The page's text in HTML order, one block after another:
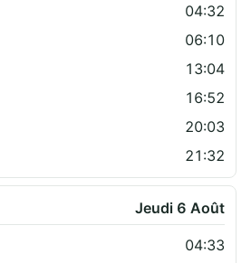
04:32
06:10
13:04
16:52
20:03
21:32
Jeudi 6 Août
04:33